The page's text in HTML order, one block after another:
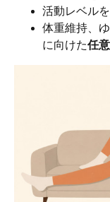
活動レベル
体重維持、
に向けた任